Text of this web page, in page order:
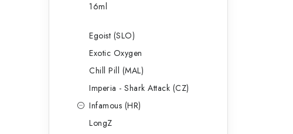
16ml
Egoist (SLO)
Exotic Oxygen
Chill Pill (MAL)
Imperia - Shark Attack (CZ)
Infamous (HR)
LongZ